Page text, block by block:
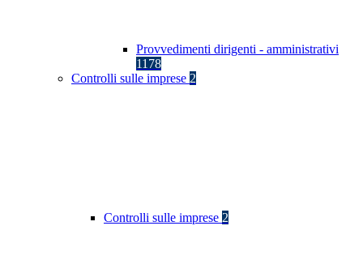
Provvedimenti dirigenti - amministrativi
1178
Controlli sulle imprese 2
Controlli sulle imprese 2